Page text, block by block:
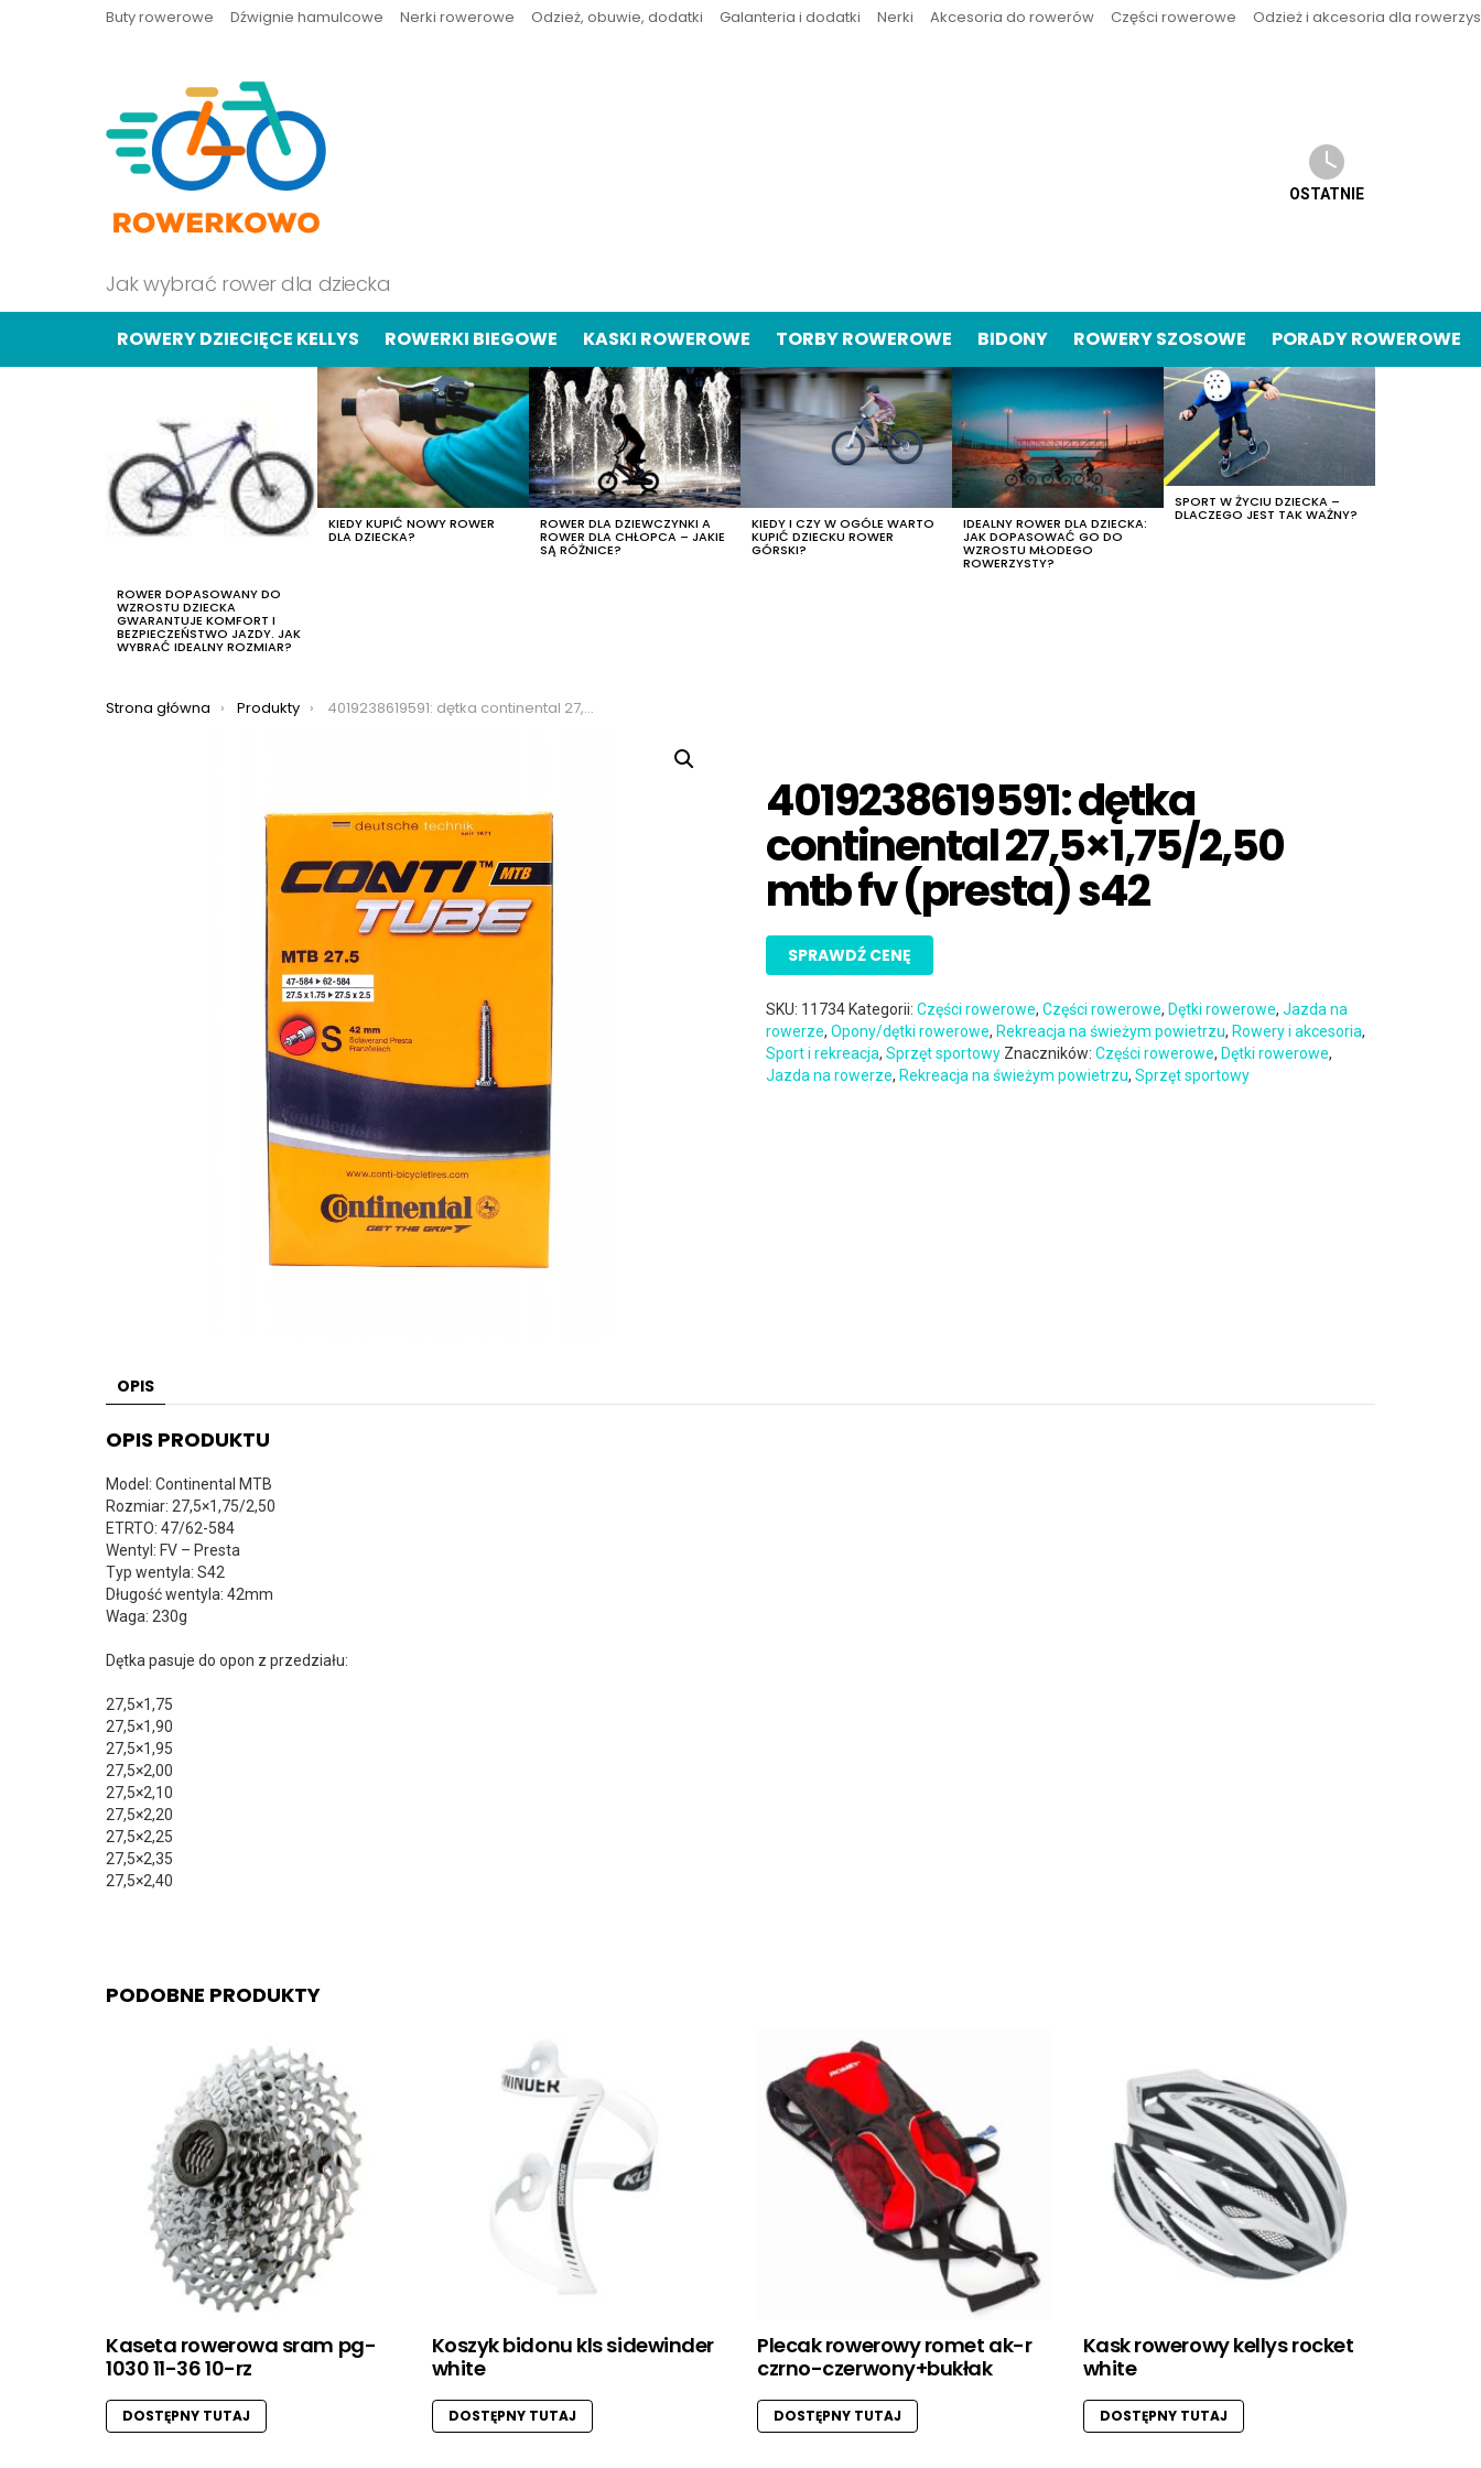
Buty rowerowe Dźwignie hamulcowe Nerki rowerowe Odzież, obuwie, dodatki Galanteria i dodatki Nerki Akcesoria do rowerów Części rowerowe Odzież i akcesoria dla
Jak wybrać rower dla dziecka
OSTATNIE
ROWERY DZIECIĘCE KELLYS ROWERKI BIEGOWE KASKI ROWEROWE TORBY ROWEROWE BIDONY ROWERY SZOSOWE PORADY ROWEROWE
ROWER DOPASOWANY DO
WZROSTU DZIECKA
GWARANTUJE KOMFORT I
BEZPIECZEŃSTWO JAZDY. JAK
WYBRAĆ IDEALNY ROZMIAR?
KIEDY KUPIĆ NOWY ROWER
DLA DZIECKA?
ROWER DLA DZIEWCZYNKI A
ROWER DLA CHŁOPCA – JAKIE
SĄ RÓŻNICE?
KIEDY I CZY W OGÓLE WARTO
KUPIĆ DZIECKU ROWER
GÓRSKI?
IDEALNY ROWER DLA DZIECKA:
JAK DOPASOWAĆ GO DO
WZROSTU MŁODEGO
ROWERZYSTY?
SPORT W ŻYCIU DZIECKA –
DLACZEGO JEST TAK WAŻNY?
Jesteś tutaj:
Strona główna Produkty 4019238619591: dętka continental 27,5×1,75/2,50 mtb fv (presta) s42
4019238619591: dętka
continental 27,5×1,75/2,50
mtb fv (presta) s42
SPRAWDŹ CENĘ
SKU: 11734 Kategorii:Części rowerowe,Części rowerowe, Dętki rowerowe,Jazda na
rowerze,Opony/dętki rowerowe, Rekreacja na świeżym powietrzu, Rowery i akcesoria,
Sport i rekreacja,Sprzęt sportowy Znaczników:Części rowerowe, Dętki rowerowe,
Jazda na rowerze, Rekreacja na świeżym powietrzu,Sprzęt sportowy
OPIS
OPIS PRODUKTU
Model: Continental MTB
Rozmiar: 27,5×1,75/2,50
ETRTO: 47/62-584
Wentyl: FV – Presta
Typ wentyla: S42
Długość wentyla: 42mm
Waga: 230g
Dętka pasuje do opon z przedziału:
27,5×1,75
27,5×1,90
27,5×1,95
27,5×2,00
27,5×2,10
27,5×2,20
27,5×2,25
27,5×2,35
27,5×2,40
PODOBNE PRODUKTY
Kaseta rowerowa sram pg-
1030 11-36 10-rz
DOSTĘPNY TUTAJ
Koszyk bidonu kls sidewinder
white
DOSTĘPNY TUTAJ
Plecak rowerowy romet ak-r
czrno-czerwony+bukłak
DOSTĘPNY TUTAJ
Kask rowerowy kellys rocket
white
DOSTĘPNY TUTAJ